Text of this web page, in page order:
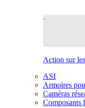
Action sur
ASI
Armoires
Caméras
Composants